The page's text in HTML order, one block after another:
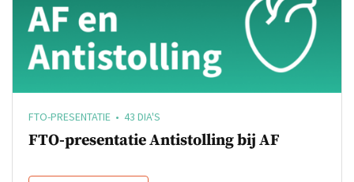
FTO-PRESENTATIE • 43 DIA'S
FTO-presentatie Antistolling bij AF